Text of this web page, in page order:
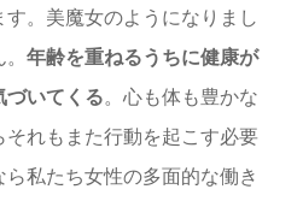
。美魔女のようになりまし
。年齢を重ねるうちに健康が
づいてくる。心も体も豊かな
れもまた行動を起こす必要
私たち女性の多面的な働き